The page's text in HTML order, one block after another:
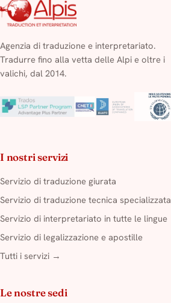
Agenzia di traduzione e interpretariato.
Tradurre fino alla vetta delle Alpi e oltre i
valichi, dal 2014.
I nostri servizi
Servizio di traduzione giurata
Servizio di traduzione tecnica specializzata
Servizio di interpretariato in tutte le lingue
Servizio di legalizzazione e apostille
Tutti i servizi →
Le nostre sedi